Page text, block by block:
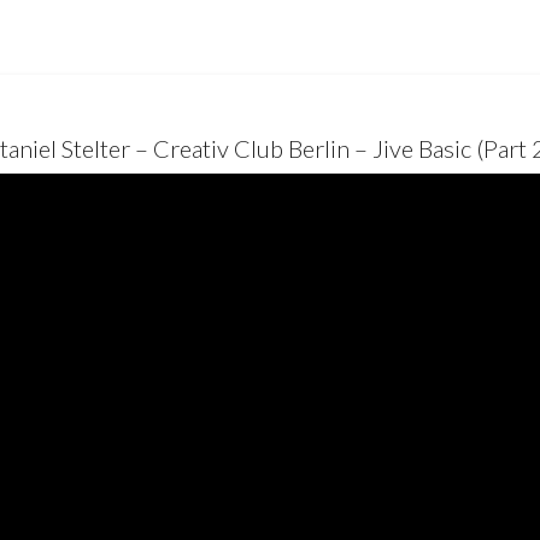
Stelter – Creativ Club Berlin – Jive Basic (Part